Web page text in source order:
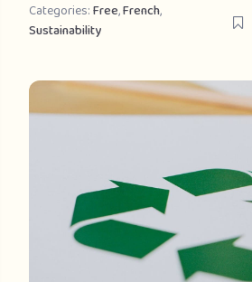
Categories:Free,French,
Sustainability